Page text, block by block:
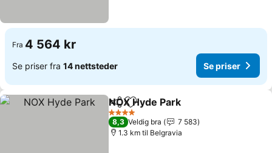
Fra 4 564 kr
Se priser fra 14 nettsteder Se priser
Del Legg til i favoritter
NOX Hyde Park
4 Stjerner
8,3 Veldig bra
7 583
1.3 km til Belgravia